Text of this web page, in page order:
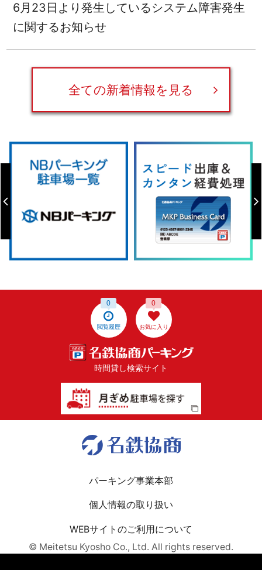
6月23日より発生しているシステム障害発生
に関するお知らせ
全ての新着情報を見る
閲覧履歴
0
お気に入り
0
時間貸し検索サイト
パーキング事業本部
個人情報の取り扱い
WEBサイトのご利用について
© Meitetsu Kyosho Co., Ltd. All rights reserved.